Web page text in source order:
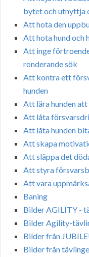
bytet och utnyttja
Att hota den
Att hota hund och
Att inge
ronderande sök
Att kontra ett
hunden
Att lära hunden
Att låta
Att låta hunden
Att skapa
Att släppa det
Att styra
Att vara
Baning
Bilder AGILITY -
Bilder Agility-
Bilder från
Bilder från